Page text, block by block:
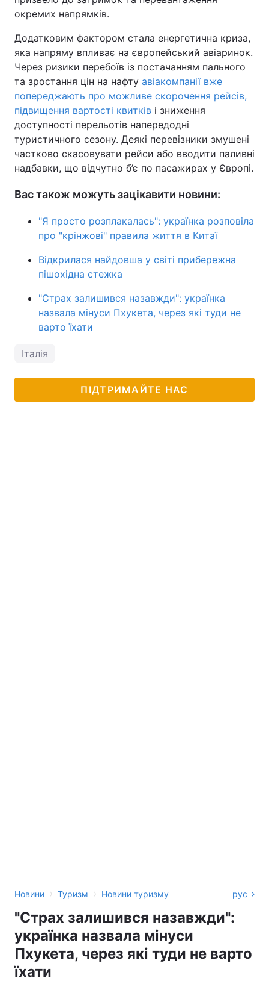
окремих напрямків.
Додатковим фактором стала енергетична криза,
яка напряму впливає на європейський авіаринок.
Через ризики перебоїв із постачанням пального
та зростання цін на нафту авіакомпанії вже
попереджають про можливе скорочення рейсів,
підвищення вартості квитків і зниження
доступності перельотів напередодні
туристичного сезону. Деякі перевізники змушені
частково скасовувати рейси або вводити паливні
надбавки, що відчутно б’є по пасажирах у Європі.
Вас також можуть зацікавити новини:
"Я просто розплакалась": українка розповіла
про "крінжові" правила життя в Китаї
Відкрилася найдовша у світі прибережна
пішохідна стежка
"Страх залишився назавжди": українка
назвала мінуси Пхукета, через які туди не
варто їхати
Італія
ПІДТРИМАЙТЕ НАС
Новини › Туризм › Новини туризму рус
"Страх залишився назавжди":
українка назвала мінуси
Пхукета, через які туди не варто
їхати